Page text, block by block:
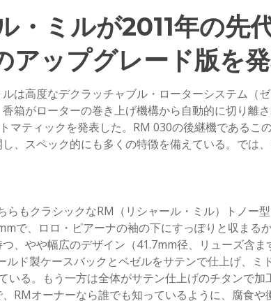
・ミルが2011年の先
ップグレード版を発
は高度なデクラッチャブル・ローターシステム（
箱がローターの巻き上げ機構から自動的に切り離
マティックを発表した。RM 030の後継機であるこ
、スペック的にも多くの特徴を備えている。では
らもクラシックなRM（リシャール・ミル）トノー
で、ロロ・ピアーナの袖の下にすっぽりと収まる
、やや幅広のデザイン（41.7mm径、リューズ含ま
ルド製ケースバックとベゼルをサテンで仕上げ、ミ
いる。もう一方は全体がサテン仕上げのチタンで加
RMオーナーなら誰でも知っているように、腐食や